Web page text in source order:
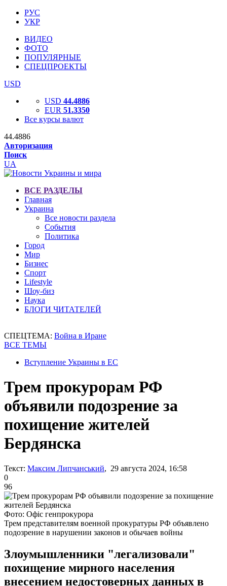
РУС
УКР
ВИДЕО
ФОТО
ПОПУЛЯРНЫЕ
СПЕЦПРОЕКТЫ
USD
USD 44.4886
EUR 51.3350
Все курсы валют
44.4886
Авторизация
Поиск
UA
ВСЕ РАЗДЕЛЫ
Главная
Украина
Все новости раздела
События
Политика
Город
Мир
Бизнес
Спорт
Lifestyle
Шоу-биз
Наука
БЛОГИ ЧИТАТЕЛЕЙ
СПЕЦТЕМА: Война в Иране
ВСЕ ТЕМЫ
Вступление Украины в ЕС
Трем прокурорам РФ
объявили подозрение за
похищение жителей
Бердянска
Текст: Максим Липчанський, 29 августа 2024, 16:58
0
96
Фото: Офіс генпрокурора
Трем представителям военной прокуратуры РФ объявлено
подозрение в нарушении законов и обычаев войны
Злоумышленники "легализовали"
похищение мирного населения
внесением недостоверных данных в